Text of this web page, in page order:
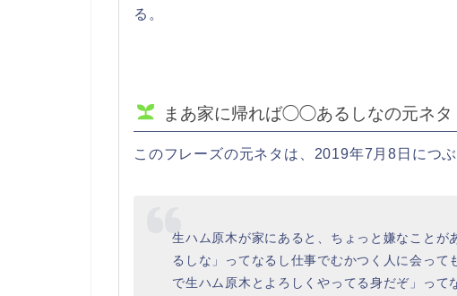
る。
まあ家に帰れば◯◯あるしなの元ネタ
このフレーズの元ネタは、2019年7月8日につ
生ハム原木が家にあると、ちょっと嫌なことが
るしな」ってなるし仕事でむかつく人に会っ
で生ハム原木とよろしくやってる身だぞ」って